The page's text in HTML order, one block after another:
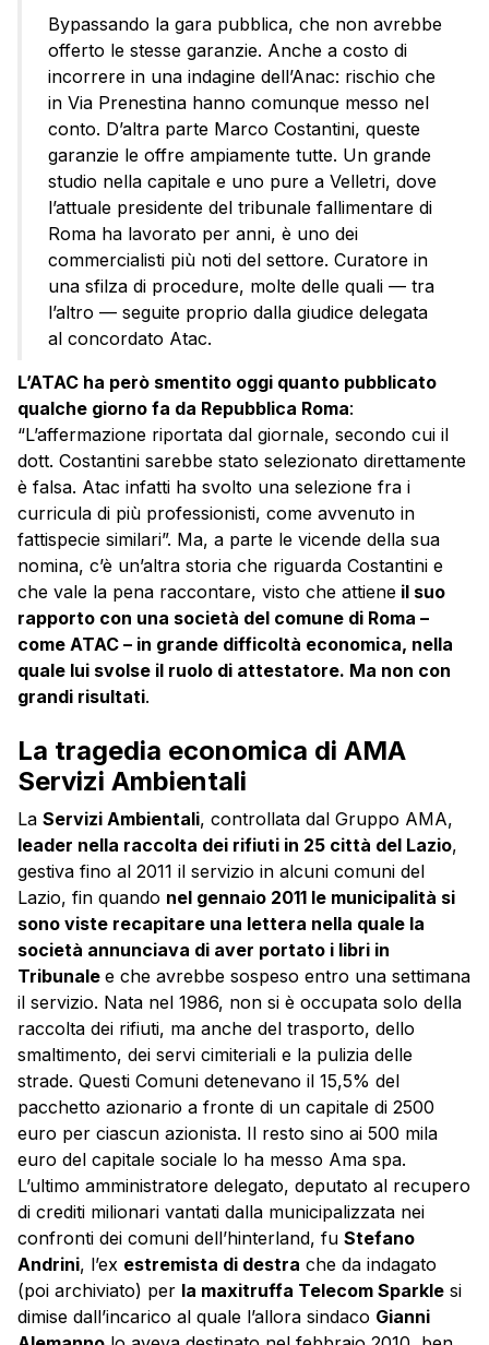
Bypassando la gara pubblica, che non avrebbe
offerto le stesse garanzie. Anche a costo di
incorrere in una indagine dell’Anac: rischio che
in Via Prenestina hanno comunque messo nel
conto. D’altra parte Marco Costantini, queste
garanzie le offre ampiamente tutte. Un grande
studio nella capitale e uno pure a Velletri, dove
l’attuale presidente del tribunale fallimentare di
Roma ha lavorato per anni, è uno dei
commercialisti più noti del settore. Curatore in
una sfilza di procedure, molte delle quali — tra
l’altro — seguite proprio dalla giudice delegata
al concordato Atac.
L’ATAC ha però smentito oggi quanto pubblicato
qualche giorno fa da Repubblica Roma:
“L’affermazione riportata dal giornale, secondo cui il
dott. Costantini sarebbe stato selezionato direttamente
è falsa. Atac infatti ha svolto una selezione fra i
curricula di più professionisti, come avvenuto in
fattispecie similari”. Ma, a parte le vicende della sua
nomina, c’è un’altra storia che riguarda Costantini e
che vale la pena raccontare, visto che attiene il suo
rapporto con una società del comune di Roma –
come ATAC – in grande difficoltà economica, nella
quale lui svolse il ruolo di attestatore. Ma non con
grandi risultati.
La tragedia economica di AMA
Servizi Ambientali
La Servizi Ambientali, controllata dal Gruppo AMA,
leader nella raccolta dei rifiuti in 25 città del Lazio,
gestiva fino al 2011 il servizio in alcuni comuni del
Lazio, fin quando nel gennaio 2011 le municipalità si
sono viste recapitare una lettera nella quale la
società annunciava di aver portato i libri in
Tribunale e che avrebbe sospeso entro una settimana
il servizio. Nata nel 1986, non si è occupata solo della
raccolta dei rifiuti, ma anche del trasporto, dello
smaltimento, dei servi cimiteriali e la pulizia delle
strade. Questi Comuni detenevano il 15,5% del
pacchetto azionario a fronte di un capitale di 2500
euro per ciascun azionista. Il resto sino ai 500 mila
euro del capitale sociale lo ha messo Ama spa.
L’ultimo amministratore delegato, deputato al recupero
di crediti milionari vantati dalla municipalizzata nei
confronti dei comuni dell’hinterland, fu Stefano
Andrini, l’ex estremista di destra che da indagato
(poi archiviato) per la maxitruffa Telecom Sparkle si
dimise dall’incarico al quale l’allora sindaco Gianni